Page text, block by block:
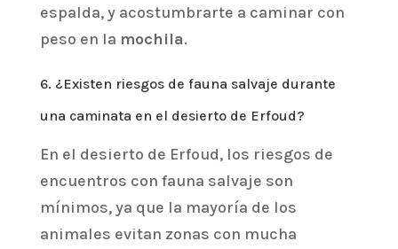
espalda, y acostumbrarte a caminar con
peso en la mochila.
6. ¿Existen riesgos de fauna salvaje durante
una caminata en el desierto de Erfoud?
En el desierto de Erfoud, los riesgos de
encuentros con fauna salvaje son
mínimos, ya que la mayoría de los
animales evitan zonas con mucha